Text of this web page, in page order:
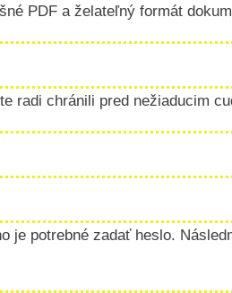
PDF a želateľný formát
radi chránili pred nežiaducim
je potrebné zadať heslo.